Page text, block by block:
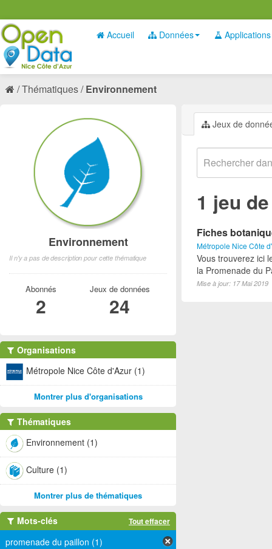
Accueil Données Applications
Thématiques Environnement
Jeux de
1 jeu
Fiches
Métropole Nice Côte
Vous trouverez ici
la Promenade du
Mise à jour: 17 Mai 2019
Environnement
Il n'y a pas de description pour cette thématique
Abonnés
2
Jeux de données
24
Organisations
Métropole Nice Côte d'Azur (1)
Montrer plus d'organisations
Thématiques
Environnement (1)
Culture (1)
Montrer plus de thématiques
Mots-clés Tout effacer
promenade du paillon (1)